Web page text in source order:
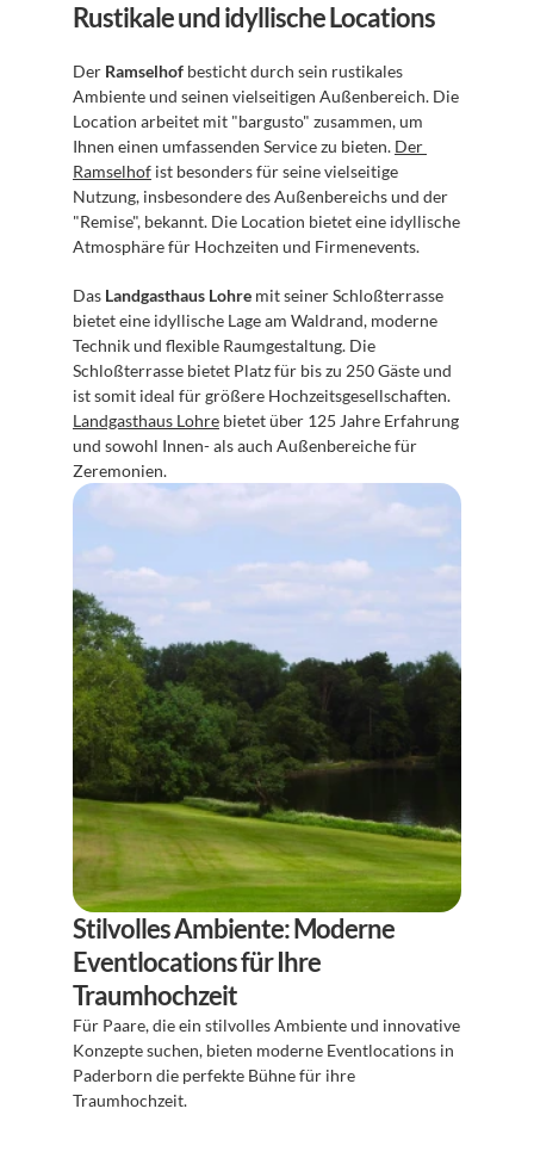
Rustikale und idyllische Locations
Der Ramselhof besticht durch sein rustikales
Ambiente und seinen vielseitigen Außenbereich. Die
Location arbeitet mit "bargusto" zusammen, um
Ihnen einen umfassenden Service zu bieten. Der
Ramselhof ist besonders für seine vielseitige
Nutzung, insbesondere des Außenbereichs und der
"Remise", bekannt. Die Location bietet eine idyllische
Atmosphäre für Hochzeiten und Firmenevents.
Das Landgasthaus Lohre mit seiner Schloßterrasse
bietet eine idyllische Lage am Waldrand, moderne
Technik und flexible Raumgestaltung. Die
Schloßterrasse bietet Platz für bis zu 250 Gäste und
Landgasthaus Lohre bietet über 125 Jahre Erfahrung
und sowohl Innen- als auch Außenbereiche für
Zeremonien.
Stilvolles Ambiente: Moderne
Eventlocations für Ihre
Traumhochzeit
Für Paare, die ein stilvolles Ambiente und innovative
Konzepte suchen, bieten moderne Eventlocations in
Paderborn die perfekte Bühne für ihre
Traumhochzeit.